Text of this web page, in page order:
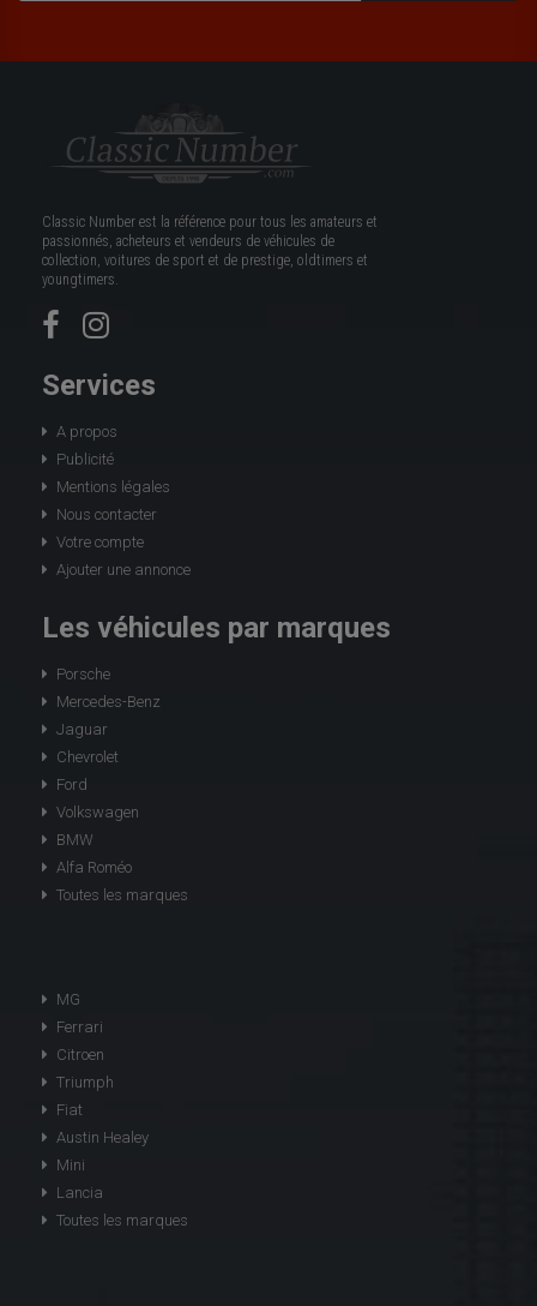
Classic Number est la référence pour tous les amateurs et
passionnés, acheteurs et vendeurs de véhicules de
collection, voitures de sport et de prestige, oldtimers et
youngtimers.
Services
A propos
Publicité
Mentions légales
Nous contacter
Votre compte
Ajouter une annonce
Les véhicules par marques
Porsche
Mercedes-Benz
Jaguar
Chevrolet
Ford
Volkswagen
BMW
Alfa Roméo
Toutes les marques
MG
Ferrari
Citroen
Triumph
Fiat
Austin Healey
Mini
Lancia
Toutes les marques